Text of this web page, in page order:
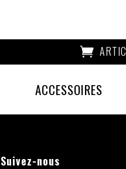
ACCESSOIRES
Suivez-nous